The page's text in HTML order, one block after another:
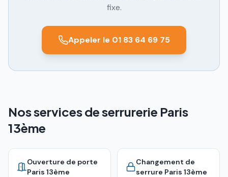
fixe.
Appeler le 01 83 64 69 75
Nos services de serrurerie Paris
13ème
Ouverture de porte
Paris 13ème
Changement de
serrure Paris 13ème